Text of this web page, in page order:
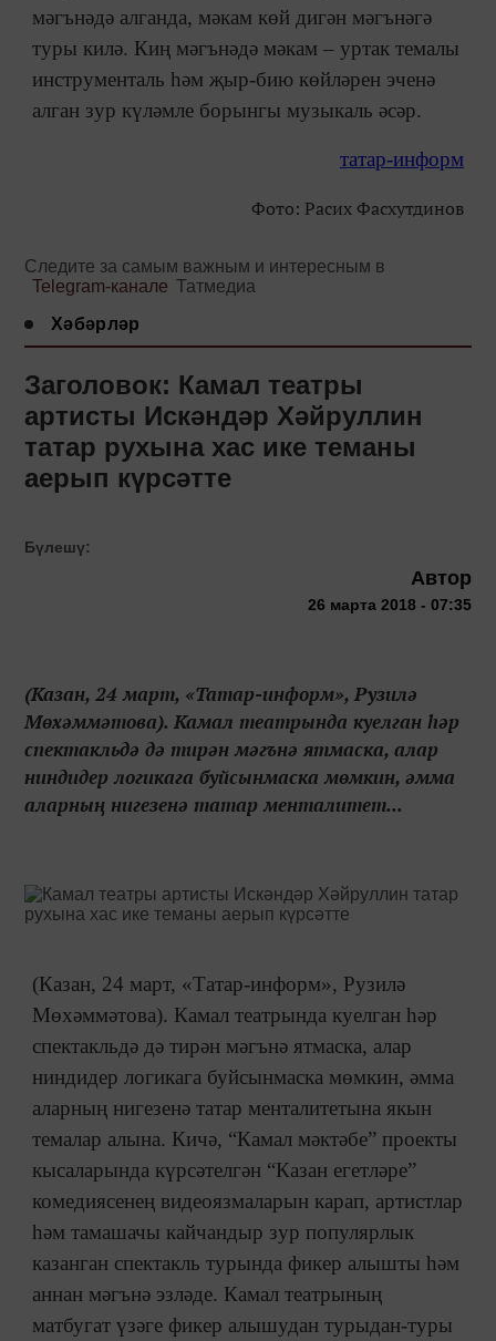
мәгънәдә алганда, мәкам көй дигән мәгънәгә
туры килә. Киң мәгънәдә мәкам – уртак темалы
инструменталь һәм җыр-бию көйләрен эченә
алган зур күләмле борынгы музыкаль әсәр.
татар-информ
Фото: Расих Фасхутдинов
Следите за самым важным и интересным в
Telegram-канале Татмедиа
Хәбәрләр
Заголовок: Камал театры
артисты Искәндәр Хәйруллин
татар рухына хас ике теманы
аерып күрсәтте
Бүлешү:
Автор
26 марта 2018 - 07:35
(Казан, 24 март, «Татар-информ», Рузилә
Мөхәммәтова). Камал театрында куелган һәр
спектакльдә дә тирән мәгънә ятмаска, алар
ниндидер логикага буйсынмаска мөмкин, әмма
аларның нигезенә татар менталитет...
(Казан, 24 март, «Татар-информ», Рузилә
Мөхәммәтова). Камал театрында куелган һәр
спектакльдә дә тирән мәгънә ятмаска, алар
ниндидер логикага буйсынмаска мөмкин, әмма
аларның нигезенә татар менталитетына якын
темалар алына. Кичә, “Камал мәктәбе” проекты
кысаларында күрсәтелгән “Казан егетләре”
комедиясенең видеоязмаларын карап, артистлар
һәм тамашачы кайчандыр зур популярлык
казанган спектакль турында фикер алышты һәм
аннан мәгънә эзләде. Камал театрының
матбугат үзәге фикер алышудан турыдан-туры